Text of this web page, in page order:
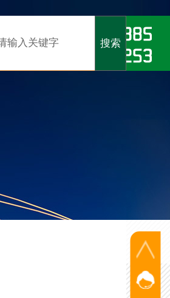
搜索
网站客
添加微信